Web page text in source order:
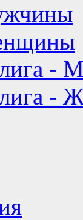
-
-